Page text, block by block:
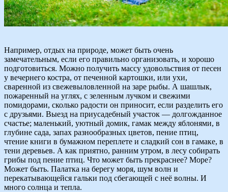
Например, отдых на природе, может быть очень
замечательным, если его правильно организовать, и хорошо
подготовиться. Можно получить массу удовольствия от песен
у вечернего костра, от печенной картошки, или ухи,
сваренной из свежевыловленной на заре рыбы. А шашлык,
пожаренный на углях, с зеленным лучком и свежими
помидорами, сколько радости он приносит, если разделить его
с друзьями. Выезд на приусадебный участок — долгожданное
счастье; маленький, уютный домик, гамак между яблонями, в
глубине сада, запах разнообразных цветов, пение птиц,
чтение книги в бумажном переплете и сладкий сон в гамаке, в
тени деревьев. А как приятно, ранним утром, в лесу собирать
грибы под пение птиц. Что может быть прекраснее? Море?
Может быть. Палатка на берегу моря, шум волн и
перекатывающейся гальки под сбегающей с неё волны. И
много солнца и тепла.